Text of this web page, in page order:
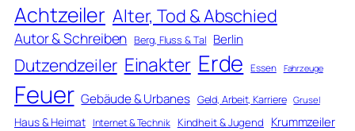
Achtzeiler Alter, Tod & Abschied
Autor & Schreiben Berg, Fluss & Tal Berlin
Dutzendzeiler Einakter Erde Essen Fahrzeuge
Feuer Gebäude & Urbanes Geld, Arbeit, Karriere Grusel
Haus & Heimat Internet & Technik Kindheit & Jugend Krummzeiler